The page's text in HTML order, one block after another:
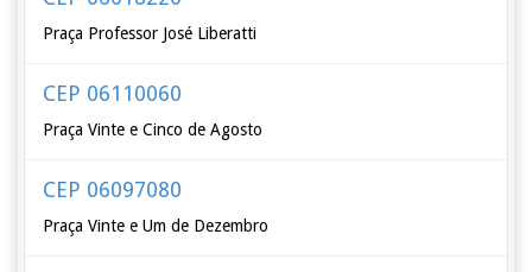
Praça Professor José Liberatti
CEP 06110060
Praça Vinte e Cinco de Agosto
CEP 06097080
Praça Vinte e Um de Dezembro